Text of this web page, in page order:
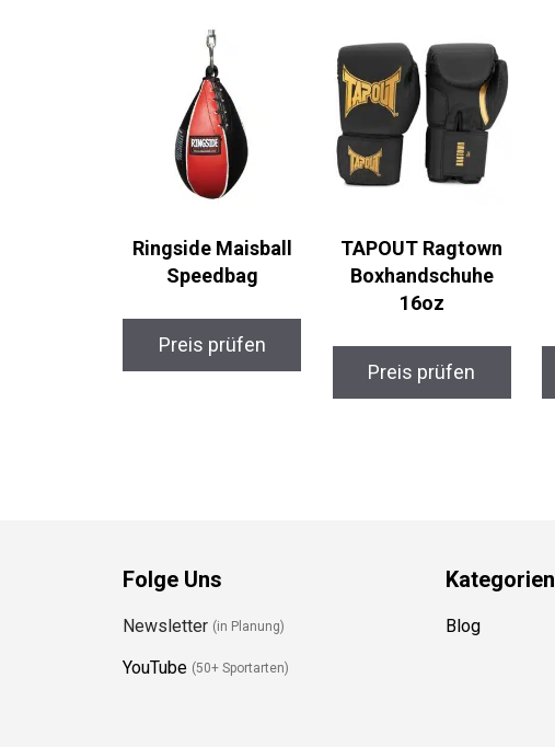
Ringside Maisball
Speedbag
Preis prüfen
TAPOUT Ragtown
Boxhandschuhe
16oz
Preis prüfen
Folge Uns
Newsletter (in Planung)
YouTube (50+ Sportarten)
Kategorien
Blog